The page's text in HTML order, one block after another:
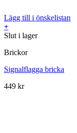
Lägg till i önskelistan
+
Slut i lager
Brickor
Signalflagga bricka
449 kr